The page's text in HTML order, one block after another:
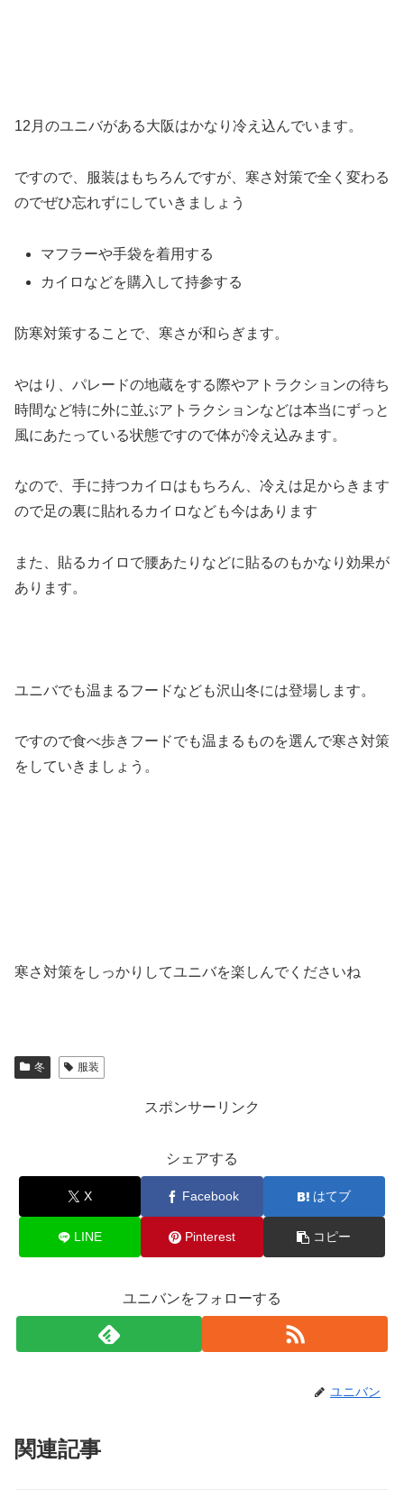
12月のユニバがある大阪はかなり冷え込んでいます。
ですので、服装はもちろんですが、寒さ対策で全く変わる
のでぜひ忘れずにしていきましょう
マフラーや手袋を着用する
カイロなどを購入して持参する
防寒対策することで、寒さが和らぎます。
やはり、パレードの地蔵をする際やアトラクションの待ち
時間など特に外に並ぶアトラクションなどは本当にずっと
風にあたっている状態ですので体が冷え込みます。
なので、手に持つカイロはもちろん、冷えは足からきます
ので足の裏に貼れるカイロなども今はあります
また、貼るカイロで腰あたりなどに貼るのもかなり効果が
あります。
ユニバでも温まるフードなども沢山冬には登場します。
ですので食べ歩きフードでも温まるものを選んで寒さ対策
をしていきましょう。
寒さ対策をしっかりしてユニバを楽しんでくださいね
冬 服装
スポンサーリンク
シェアする
X Facebook はてブ
LINE Pinterest コピー
ユニバンをフォローする
ユニバン
関連記事